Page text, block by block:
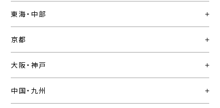
東海・中部
京都
大阪・神戸
中国・九州